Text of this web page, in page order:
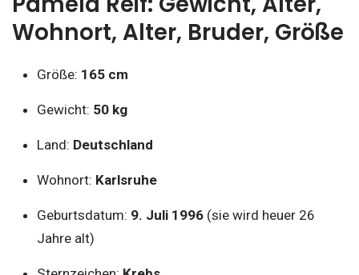
Wohnort, Alter, Bruder, Größe
Größe: 165 cm
Gewicht: 50 kg
Land: Deutschland
Wohnort: Karlsruhe
Geburtsdatum: 9. Juli 1996 (sie wird heuer 26
Jahre alt)